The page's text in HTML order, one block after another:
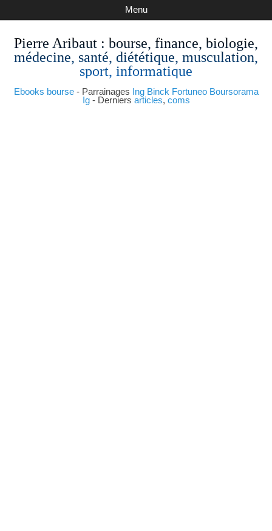
Pierre Aribaut : bourse, finance, biologie,
médecine, santé, diététique, musculation,
sport, informatique
Ebooks bourse- Parrainages Ing Binck Fortuneo Boursorama
Ig- Derniers articles, coms
Menu